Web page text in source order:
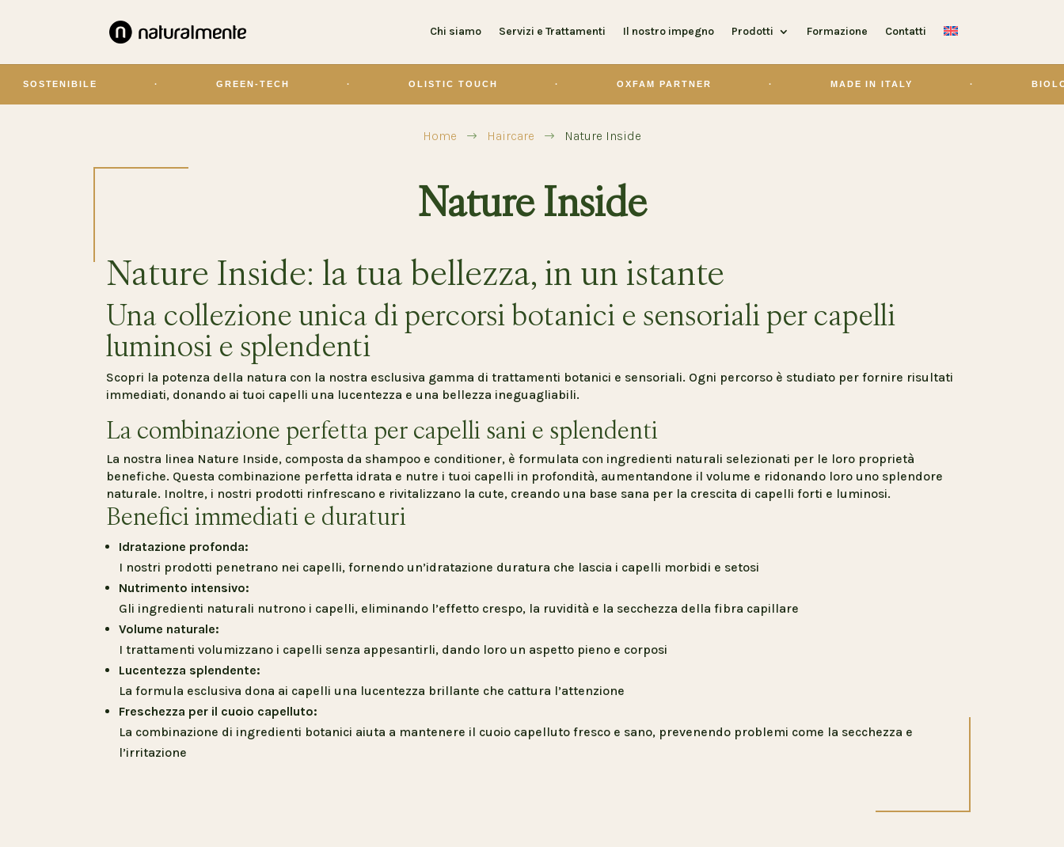
Chi siamo Servizi e Trattamenti Il nostro impegno Prodotti Formazione Contatti
SOSTENIBILE GREEN-TECH OLISTIC TOUCH OXFAM PARTNER MADE IN ITALY
Home $ Haircare $ Nature Inside
Nature Inside
Nature Inside: la tua bellezza, in un istante
Una collezione unica di percorsi botanici e sensoriali per capelli
luminosi e splendenti
Scopri la potenza della natura con la nostra esclusiva gamma di trattamenti botanici e sensoriali. Ogni percorso è studiato per fornire risultati
immediati, donando ai tuoi capelli una lucentezza e una bellezza ineguagliabili.
La combinazione perfetta per capelli sani e splendenti
La nostra linea Nature Inside, composta da shampoo e conditioner, è formulata con ingredienti naturali selezionati per le loro proprietà
benefiche. Questa combinazione perfetta idrata e nutre i tuoi capelli in profondità, aumentandone il volume e ridonando loro uno splendore
naturale. Inoltre, i nostri prodotti rinfrescano e rivitalizzano la cute, creando una base sana per la crescita di capelli forti e luminosi.
Benefici immediati e duraturi
Idratazione profonda:
I nostri prodotti penetrano nei capelli, fornendo un’idratazione duratura che lascia i capelli morbidi e setosi
Nutrimento intensivo:
Gli ingredienti naturali nutrono i capelli, eliminando l’effetto crespo, la ruvidità e la secchezza della fibra capillare
Volume naturale:
I trattamenti volumizzano i capelli senza appesantirli, dando loro un aspetto pieno e corposi
Lucentezza splendente:
La formula esclusiva dona ai capelli una lucentezza brillante che cattura l’attenzione
Freschezza per il cuoio capelluto:
La combinazione di ingredienti botanici aiuta a mantenere il cuoio capelluto fresco e sano, prevenendo problemi come la secchezza e
l’irritazione